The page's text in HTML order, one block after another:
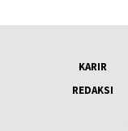
KARIR
REDAKSI